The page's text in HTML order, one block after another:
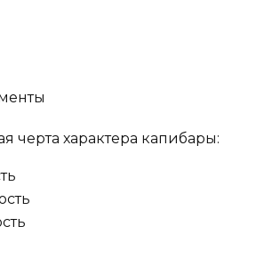
черта характера капибары: